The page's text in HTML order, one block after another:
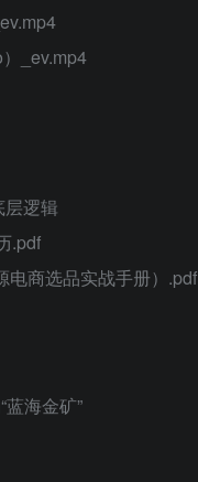
_ev.mp4
逻辑
.pdf
电商选品实战手册）.pdf
海金矿”